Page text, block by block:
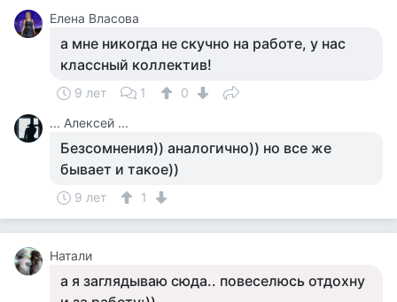
Елена Власова
а мне никогда не скучно на работе, у нас
классный коллектив!
9 лет 1
0
... Алексей ...
Безсомнения)) аналогично)) но все же
бывает и такое))
9 лет 1
Натали
а я заглядываю сюда.. повеселюсь отдохну